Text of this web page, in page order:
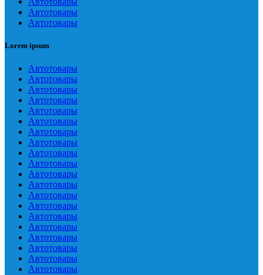
Автотовары
Автотовары
Lorem ipsum
Автотовары
Автотовары
Автотовары
Автотовары
Автотовары
Автотовары
Автотовары
Автотовары
Автотовары
Автотовары
Автотовары
Автотовары
Автотовары
Автотовары
Автотовары
Автотовары
Автотовары
Автотовары
Автотовары
Автотовары